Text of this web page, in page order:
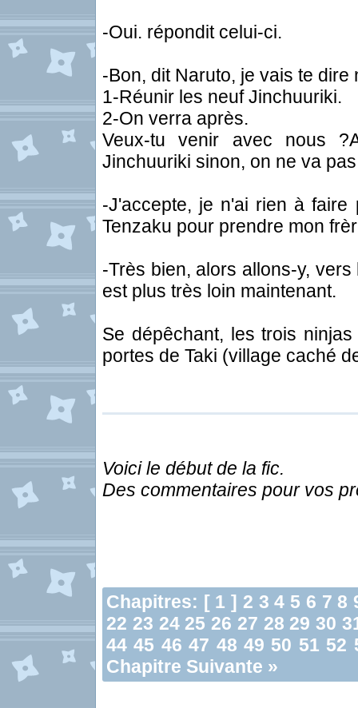
-Oui. répondit celui-ci.
-Bon, dit Naruto, je vais te dire
1-Réunir les neuf Jinchuuriki.
2-On verra après.
Veux-tu venir avec nous
Jinchuuriki sinon, on ne va
-J'accepte, je n'ai rien à faire
Tenzaku pour prendre mon
-Très bien, alors allons-y,
est plus très loin maintenant.
Se dépêchant, les trois
portes de Taki (village caché
Voici le début de la fic.
Des commentaires pour vos
Chapitres: [ 1 ] 2 3 4 5 6 7 8
22 23 24 25 26 27 28 29 30
44 45 46 47 48 49 50 51 52
Chapitre Suivante »